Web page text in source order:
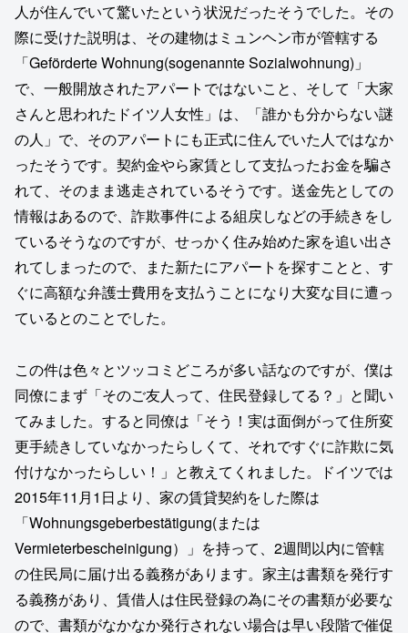
人が住んでいて驚いたという状況だったそうでした。その
際に受けた説明は、その建物はミュンヘン市が管轄する
「Geförderte Wohnung(sogenannte Sozialwohnung)」
で、一般開放されたアパートではないこと、そして「大家
さんと思われたドイツ人女性」は、「誰かも分からない謎
の人」で、そのアパートにも正式に住んでいた人ではなか
ったそうです。契約金やら家賃として支払ったお金を騙さ
れて、そのまま逃走されているそうです。送金先としての
情報はあるので、詐欺事件による組戻しなどの手続きをし
ているそうなのですが、せっかく住み始めた家を追い出さ
れてしまったので、また新たにアパートを探すことと、す
ぐに高額な弁護士費用を支払うことになり大変な目に遭っ
ているとのことでした。
この件は色々とツッコミどころが多い話なのですが、僕は
同僚にまず「そのご友人って、住民登録してる？」と聞い
てみました。すると同僚は「そう！実は面倒がって住所変
更手続きしていなかったらしくて、それですぐに詐欺に気
付けなかったらしい！」と教えてくれました。ドイツでは
2015年11月1日より、家の賃貸契約をした際は
「Wohnungsgeberbestätigung(または
Vermieterbescheinigung）」を持って、2週間以内に管轄
の住民局に届け出る義務があります。家主は書類を発行す
る義務があり、賃借人は住民登録の為にその書類が必要な
ので、書類がなかなか発行されない場合は早い段階で催促